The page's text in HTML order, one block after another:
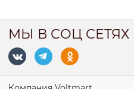
МЫ В СОЦ СЕТЯХ